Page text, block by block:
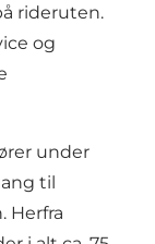
rideruten.
og
under
til
Herfra